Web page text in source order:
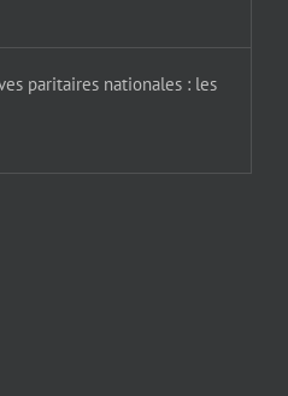
paritaires nationales : les